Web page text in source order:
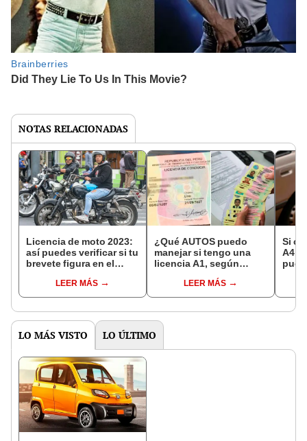
NOTAS RELACIONADAS
Licencia de moto 2023:
así puedes verificar si tu
brevete figura en el
LEER MÁS
¿Qué AUTOS puedo
manejar si tengo una
licencia A1, según
LEER MÁS
Si
A4,
LO MÁS VISTO LO ÚLTIMO